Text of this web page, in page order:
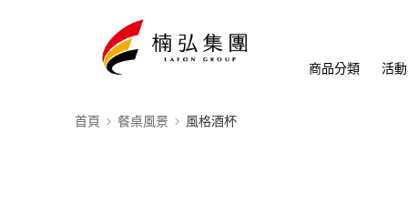
商品分類 活
首頁 餐桌風景 風格酒杯